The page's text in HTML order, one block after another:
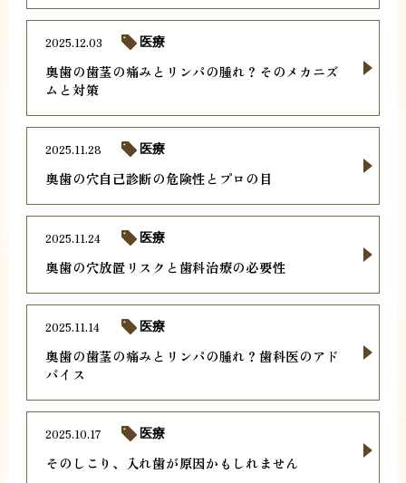
奥歯の歯茎の痛みとリンパの腫れ？そのメカニズ
ムと対策
2025.12.03 医療
奥歯の穴自己診断の危険性とプロの目
2025.11.28 医療
奥歯の穴放置リスクと歯科治療の必要性
2025.11.24 医療
奥歯の歯茎の痛みとリンパの腫れ？歯科医のアド
バイス
2025.11.14 医療
そのしこり、入れ歯が原因かもしれません
2025.10.17 医療